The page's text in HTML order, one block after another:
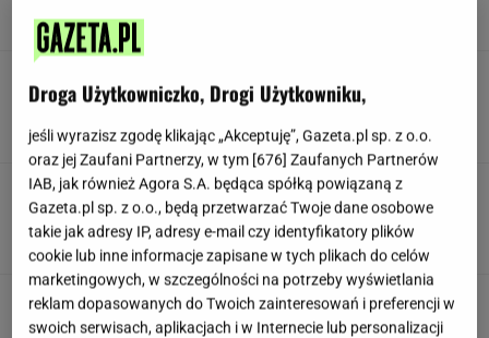
SUBSKRYPCJA
kontroli PiS. "Znalazł się w pułapce"
SUBSKRYPCJA
Dwa pytony na szyi kobiety. Świadkowie
wezwali policję
Droga Użytkowniczko, Drogi Użytkowniku,
jeśli wyrazisz zgodę klikając „Akceptuję”, Gazeta.pl sp. z o.o.
oraz jej Zaufani Partnerzy, w tym [676] Zaufanych Partnerów
IAB, jak również Agora S.A. będąca spółką powiązaną z
Gazeta.pl sp. z o.o., będą przetwarzać Twoje dane osobowe
takie jak adresy IP, adresy e-mail czy identyfikatory plików
cookie lub inne informacje zapisane w tych plikach do celów
marketingowych, w szczególności na potrzeby wyświetlania
reklam dopasowanych do Twoich zainteresowań i preferencji w
swoich serwisach, aplikacjach i w Internecie lub personalizacji